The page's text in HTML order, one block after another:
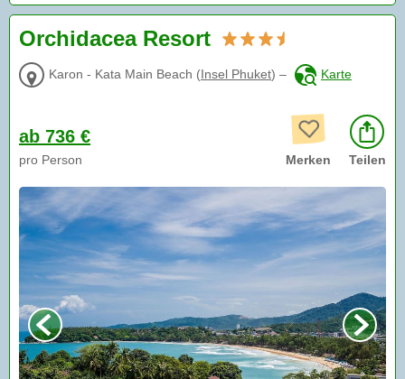
Orchidacea Resort
Karon - Kata Main Beach (Insel Phuket) – Karte
ab 736 €
pro Person Merken Teilen